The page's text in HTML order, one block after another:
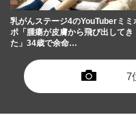
乳がんステージ4のYouTuberミミ
ポ「腫瘍が皮膚から飛び出してき
た」34歳で余命…
7